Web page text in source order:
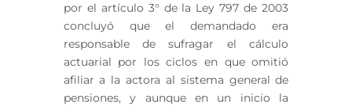
por el artículo 3° de la Ley 797 de 2003
concluyó que el demandado era
responsable de sufragar el cálculo
actuarial por los ciclos en que omitió
afiliar a la actora al sistema general de
pensiones, y aunque en un inicio la